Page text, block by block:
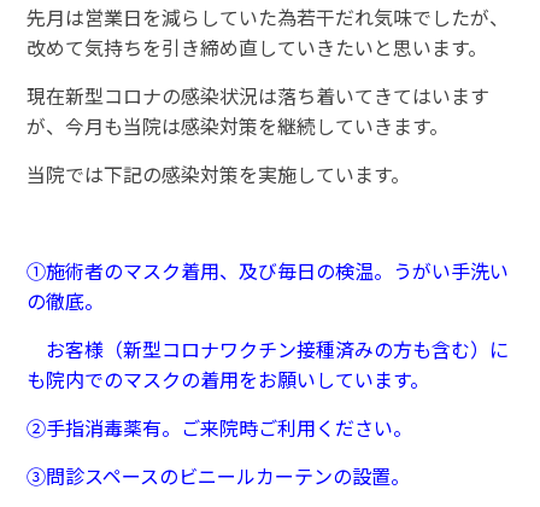
先月は営業日を減らしていた為若干だれ気味でしたが、
改めて気持ちを引き締め直していきたいと思います。
現在新型コロナの感染状況は落ち着いてきてはいます
が、今月も当院は感染対策を継続していきます。
当院では下記の感染対策を実施しています。
①施術者のマスク着用、及び毎日の検温。うがい手洗い
の徹底。
お客様 （新型コロナワクチン接種済みの方も含む）に
も院内でのマスクの着用をお願いしています。
②手指消毒薬有。ご来院時ご利用ください。
③問診スペースのビニールカーテンの設置。